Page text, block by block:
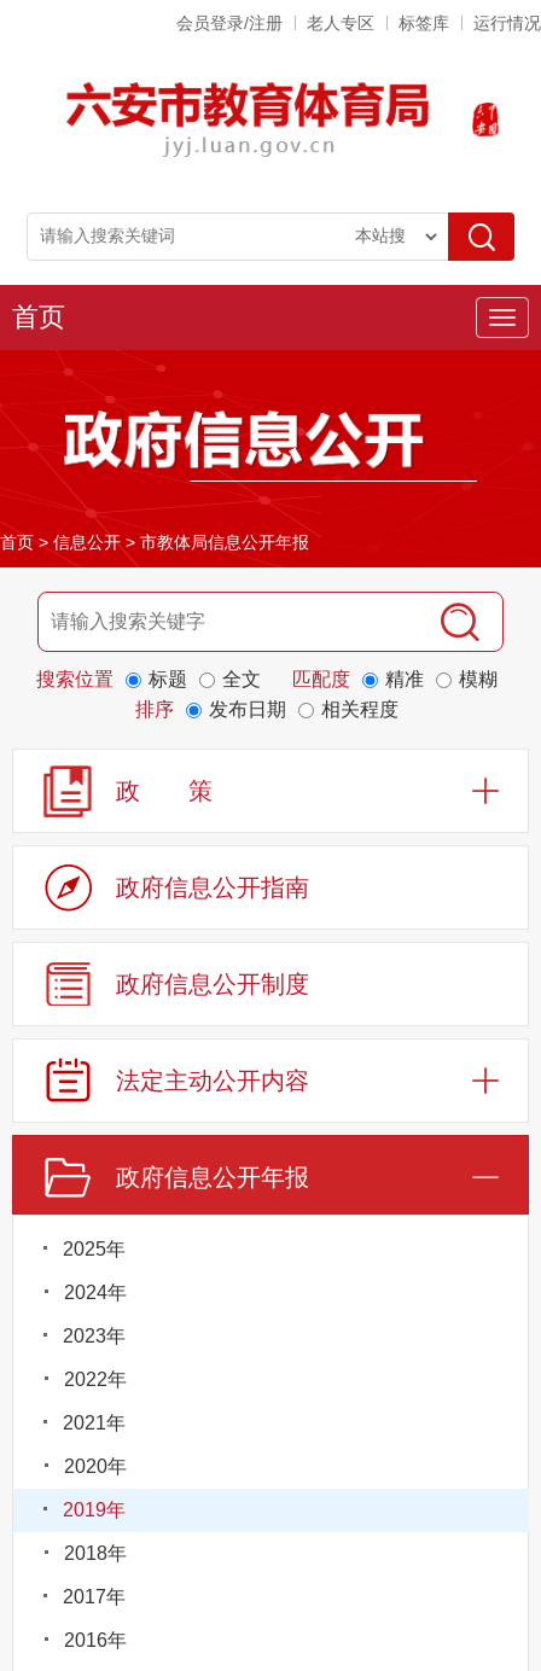
会员登录/注册 老人专区 标签库 运行情况
导
首页
首页> 信息公开 > 市教体局信息公开年报
搜索位置 标题 全文 匹配度 精准
模糊
排序
发布日期 相关程度
政 策
政府信息公开指南
政府信息公开制度
法定主动公开内容
政府信息公开年报
2025年
2024年
2023年
2022年
2021年
2020年
2019年
2018年
2017年
2016年